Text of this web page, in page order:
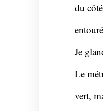
du
Je
Le
vert,